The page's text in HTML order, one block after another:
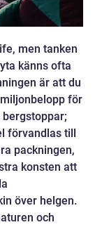
men tanken
känns ofta
är att du
för
förvandlas till
packningen,
konsten att
över helgen.
och